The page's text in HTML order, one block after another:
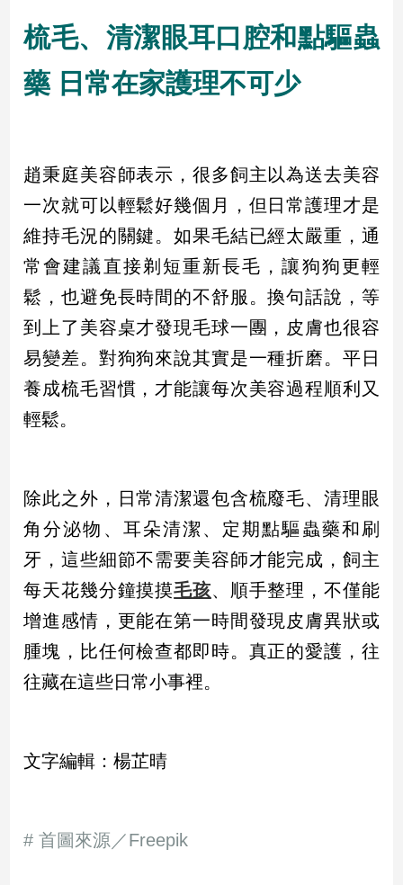
娛
樂
聞
行/
時
尚
追
星
生
活
建
設
計
旅
遊/
美
星
座/
命
理
健
感
梳毛、清潔眼耳口腔和點驅蟲
藥 日常在家護理不可少
趙秉庭美容師表示，很多飼主以為送去美容
一次就可以輕鬆好幾個月，但日常護理才是
維持毛況的關鍵。如果毛結已經太嚴重，通
常會建議直接剃短重新長毛，讓狗狗更輕
鬆，也避免長時間的不舒服。換句話說，等
到上了美容桌才發現毛球一團，皮膚也很容
易變差。對狗狗來說其實是一種折磨。平日
養成梳毛習慣，才能讓每次美容過程順利又
輕鬆。
除此之外，日常清潔還包含梳廢毛、清理眼
角分泌物、耳朵清潔、定期點驅蟲藥和刷
牙，這些細節不需要美容師才能完成，飼主
每天花幾分鐘摸摸毛孩、順手整理，不僅能
增進感情，更能在第一時間發現皮膚異狀或
腫塊，比任何檢查都即時。真正的愛護，往
往藏在這些日常小事裡。
文字編輯：楊芷晴
# 首圖來源／Freepik